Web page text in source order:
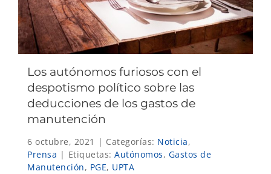
Los autónomos furiosos con el
despotismo político sobre las
deducciones de los gastos de
manutención
6 octubre, 2021 | Categorías: Noticia,
Prensa | Etiquetas: Autónomos, Gastos de
Manutención, PGE, UPTA